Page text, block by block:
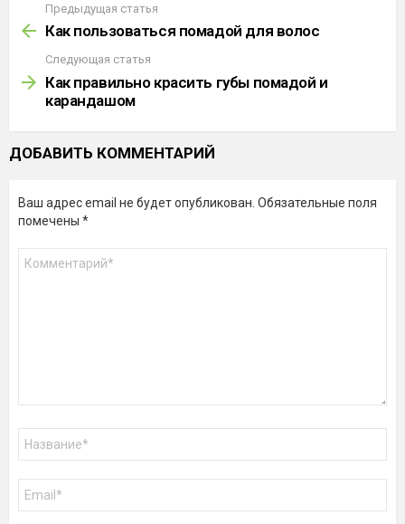
Узнать
больше
Предыдущая статья
Как пользоваться помадой для волос
Следующая статья
Как правильно красить губы помадой и
карандашом
ДОБАВИТЬ КОММЕНТАРИЙ
Ваш адрес email не будет опубликован. Обязательные поля
помечены *